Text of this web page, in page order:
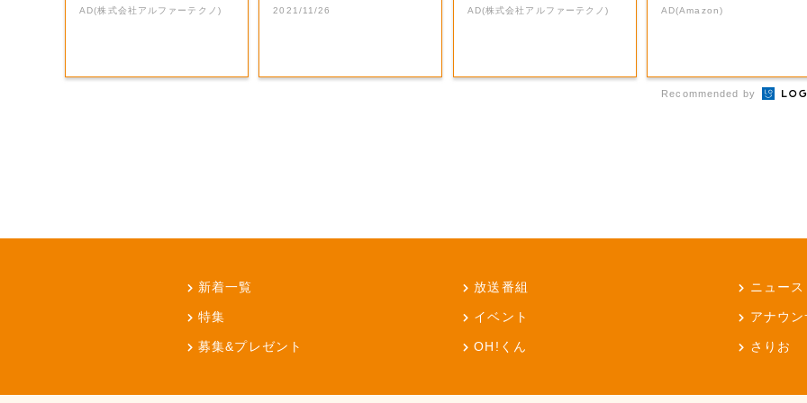
AD(株式会社アルファーテクノ) 2021/11/26 AD(株式会社アルファーテクノ) 本気が...
AD(Amazon)
Recommended by
新着一覧 放送番組 ニュース
特集 イベント アナウ
募集&プレゼント OH!くん さりお